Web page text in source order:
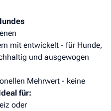
mit entwickelt - für Hunde,
und ausgewogen
Mehrwert - keine
für:
oder